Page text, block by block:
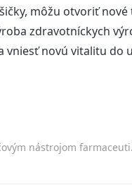
môžu otvoriť
zdravotníckych
vniesť novú vitalitu do
farmaceutického priemyslu